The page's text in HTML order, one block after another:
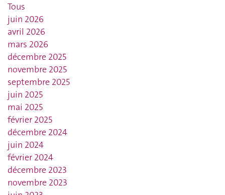
Tous
juin 2026
avril 2026
mars 2026
décembre 2025
novembre 2025
septembre 2025
juin 2025
mai 2025
février 2025
décembre 2024
juin 2024
février 2024
décembre 2023
novembre 2023